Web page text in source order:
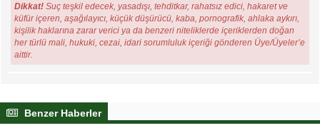
Dikkat! Suç teşkil edecek, yasadışı, tehditkar, rahatsız edici, hakaret ve
küfür içeren, aşağılayıcı, küçük düşürücü, kaba, pornografik, ahlaka aykırı,
kişilik haklarına zarar verici ya da benzeri niteliklerde içeriklerden doğan
her türlü mali, hukuki, cezai, idari sorumluluk içeriği gönderen Üye/Üyeler’e
aittir.
Benzer Haberler